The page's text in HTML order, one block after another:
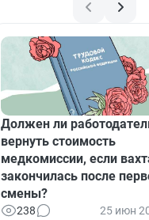
Должен ли
вернуть стоимость
медкомиссии, если
закончилась после
смены?
238 25 июн